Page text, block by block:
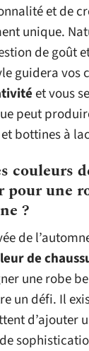
et de
unique.
de goût
guidera vos
et vous
peut
bottines à
couleurs
pour une
?
de
de
une robe
un défi. Il
d’ajouter